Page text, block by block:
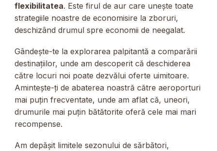
flexibilitatea. Este firul de aur care unește toate
strategiile noastre de economisire la zboruri,
deschizând drumul spre economii de neegalat.
Gândește-te la explorarea palpitantă a comparării
destinațiilor, unde am descoperit că deschiderea
către locuri noi poate dezvălui oferte uimitoare.
Amintește-ți de abaterea noastră către aeroporturi
mai puțin frecventate, unde am aflat că, uneori,
drumurile mai puțin bătătorite oferă cele mai mari
recompense.
Am depășit limitele sezonului de sărbători,